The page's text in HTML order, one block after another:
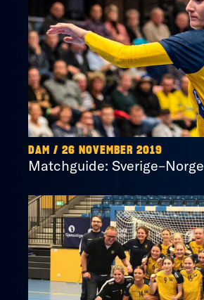
DAM / 26 NOVEMBER 2019
Matchguide: Sverige–Norge